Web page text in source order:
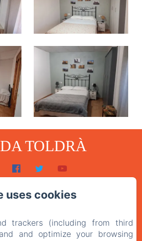
TOLDRÀ
El restaurant
uses cookies
trackers (including from third
and optimize your browsing